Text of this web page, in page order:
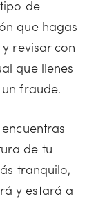
de
que hagas
y revisar con
que llenes
fraude.
de tu
tranquilo,
y estará a